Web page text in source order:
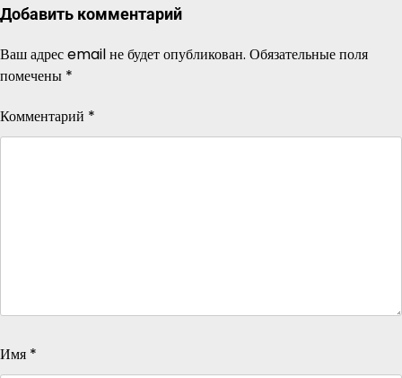
Добавить комментарий
Ваш адрес email не будет опубликован. Обязательные поля
помечены *
Комментарий *
Имя *